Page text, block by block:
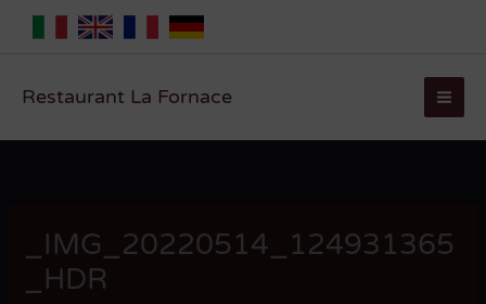
Aller
Restaurant La Fornace
_IMG_20220514_124931365
_HDR